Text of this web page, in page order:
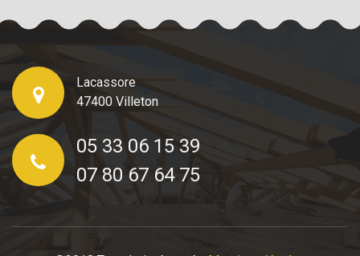
Lacassore
47400 Villeton
05 33 06 15 39
07 80 67 64 75